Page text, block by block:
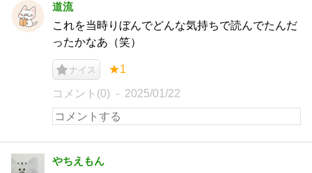
道流
これを当時りぼんでどんな気持ちで読んでたんだ
ったかなあ（笑）
ナイス ★1
コメント(0) 2025/01/22
やちえもん